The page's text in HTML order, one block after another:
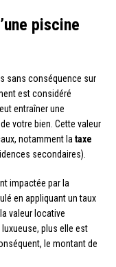
piscine
sans conséquence sur
est considéré
entraîner une
votre bien. Cette valeur
notamment la taxe
secondaires).
impactée par la
en appliquant un taux
valeur locative
plus elle est
le montant de